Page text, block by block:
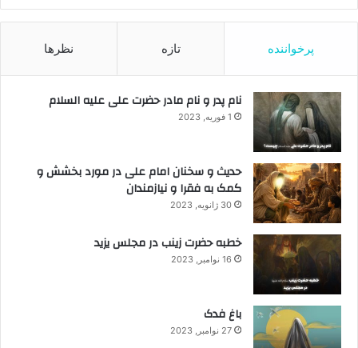
پرخواننده تازه نظرها
نام پدر و نام مادر حضرت علی علیه السلام
1 فوریه, 2023
حدیث و سخنان امام علی در مورد بخشش و
کمک به فقرا و نیازمندان
30 ژانویه, 2023
خطبه حضرت زینب در مجلس یزید
16 نوامبر, 2023
باغ فدک
27 نوامبر, 2023